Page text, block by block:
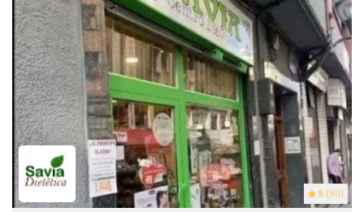
5 (50)